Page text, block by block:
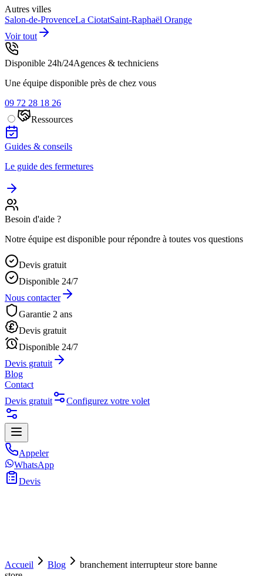
Autres villes
Salon-de-ProvenceLa CiotatSaint-Raphaël Orange
Voir tout
Disponible 24h/24Agences & techniciens
Une équipe disponible près de chez vous
09 72 28 18 26
Ressources
Guides & conseils
Le guide des fermetures
Besoin d'aide ?
Notre équipe est disponible pour répondre à toutes vos questions
Devis gratuit
Disponible 24/7
Nous contacter
Garantie 2 ans
Devis gratuit
Disponible 24/7
Devis gratuit
Blog
Contact
Devis gratuit
Configurez votre volet
Appeler
WhatsApp
Devis
Accueil Blog
branchement interrupteur store banne